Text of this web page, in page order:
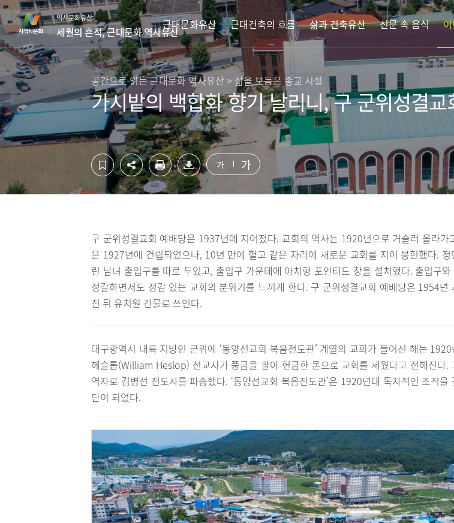
컨
텐
츠
영
바
로
가
기
하
단
영
역
로
가
기
역사문화유산
세월의 흔적, 근대문화 역사유산
근대문화유산 근대건축의 흐름 삶과 건축유산 신문 속 음식
공간으로 읽는 근대문화 역사유산 > 삶을 보듬은 종교 시설
가시밭의 백합화 향기 날리니, 구 군위성결교
가 가
구 군위성결교회 예배당은 1937년에 지어졌다. 교회의 역사는 1920년으로 거슬러 올라가
은 1927년에 건립되었으나, 10년 만에 헐고 같은 자리에 새로운 교회를 지어 봉헌했다.
린 남녀 출입구를 따로 두었고, 출입구 가운데에 아치형 포인티드 창을 설치했다. 출입구
정갈하면서도 정감 있는 교회의 분위기를 느끼게 한다. 구 군위성결교회 예배당은 1954년
진 뒤 유치원 건물로 쓰인다.
대구광역시 내륙 지방인 군위에 ‘동양선교회 복음전도관’ 계열의 교회가 들어선 해는
헤슬롭(William Heslop) 선교사가 풍금을 팔아 헌금한 돈으로 교회를 세웠다고 전해진다.
역자로 김병선 전도사를 파송했다. ‘동양선교회 복음전도관’은 1920년대 독자적인 조직을
단이 되었다.